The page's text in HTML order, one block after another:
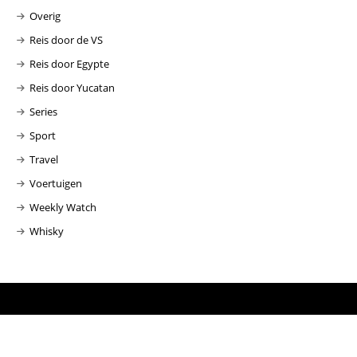
Overig
Reis door de VS
Reis door Egypte
Reis door Yucatan
Series
Sport
Travel
Voertuigen
Weekly Watch
Whisky